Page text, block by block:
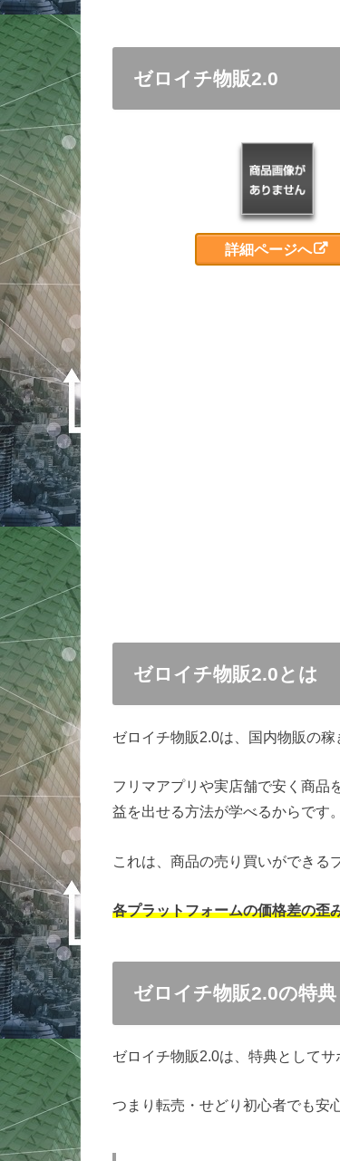
ゼロイチ物販2.0
詳細ページへ
ゼロイチ物販2.0とは
ゼロイチ物販2.0は、国内物販の
フリマアプリや実店舗で安く商品
益を出せる方法が学べるからです。
これは、商品の売り買いができる
各プラットフォームの価格差の歪
ゼロイチ物販2.0の特典
ゼロイチ物販2.0は、特典としてサ
つまり転売・せどり初心者でも安